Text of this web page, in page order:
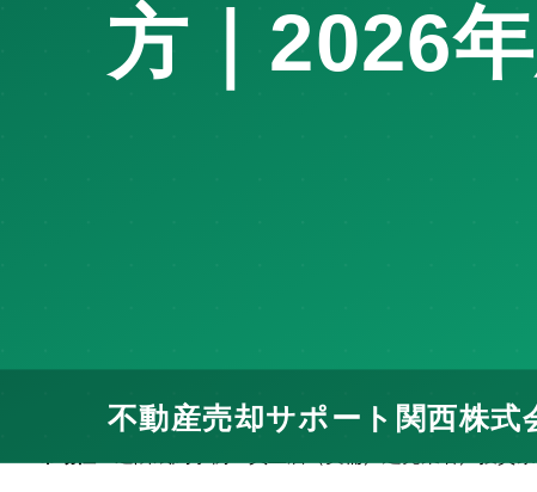
門真市で戸建てを売却するときの土地値・上物の見方、
土地評価：用途地域・容積率・接道・形状
建物評価：築年・構造・耐震性・リノベーション履歴